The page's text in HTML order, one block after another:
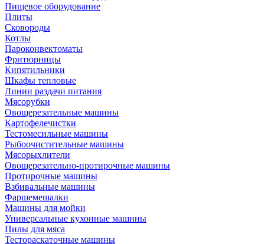
Пищевое оборудование
Плиты
Сковороды
Котлы
Пароконвектоматы
Фритюрницы
Кипятильники
Шкафы тепловые
Линии раздачи питания
Мясорубки
Овощерезательные машины
Картофелечистки
Тестомесильные машины
Рыбоочистительные машины
Мясорыхлители
Овощерезательно-протирочные машины
Протирочные машины
Взбивальные машины
Фаршемешалки
Машины для мойки
Универсальные кухонные машины
Пилы для мяса
Тестораскаточные машины